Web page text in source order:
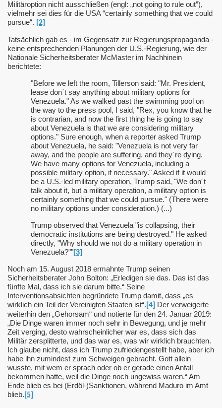
Militäroption nicht ausschließen (engl: „not going to rule out”),
vielmehr sei dies für die USA “certainly something that we could
pursue“.
[2]
Tatsächlich gab es - im Gegensatz zur Regierungspropaganda -
keine entsprechenden Planungen der U.S.-Regierung, wie der
Nationale Sicherheitsberater McMaster im Nachhinein
berichtete:
"Before we left the room, Tillerson said: "Mr. President,
lease don´t say anything about military options for
Venezuela." As we walked past the swimming pool on
the way to the press pool, I said, "Rex, you know that he
is contrarian, and now the first thing he is going to say
about Venezuela is that we are considering military
options." Sure enough, when a reporter asked Trump
about Venezuela, he said: "Venezuela is not very far
away, and the people are suffering, and they´re dying.
We have many options for Venezuela, including a
possible military option, if necessary." Asked if it would
be a U.S.-led military operation, Trump said, "We don´t
talk about it, but a military operation, a military option is
certainly something that we could pursue." (There were
no military options under consideration.) (...)
Trump observed that Venezuela "is collapsing, their
democratic institutions are being destroyed." He asked
directly, "Why should we not do a military operation in
Venezuela?""[3]
Noch am 15. August 2018 ermahnte Trump seinen
Sicherheitsberater John Bolton: „Erledigen sie das. Das ist das
fünfte Mal, dass ich sie darum bitte.“ Seine
Interventionsabsichten begründete Trump damit, dass „es
wirklich ein Teil der Vereinigten Staaten ist“. [4]
Der verweigerte
weiterhin den „Gehorsam“ und notierte für den 24. Januar 2019:
„Die Dinge waren immer noch sehr in Bewegung, und je mehr
Zeit verging, desto wahrscheinlicher war es, dass sich das
Militär zersplitterte, und das war es, was wir wirklich brauchten.
Ich glaube nicht, dass ich Trump zufriedengestellt habe, aber ich
habe ihn zumindest zum Schweigen gebracht. Gott allein
wusste, mit wem er sprach oder ob er gerade einen Anfall
bekommen hatte, weil die Dinge noch ungewiss waren.“ Am
Ende blieb es bei (Erdöl-)Sanktionen, während Maduro im Amt
blieb. [5]